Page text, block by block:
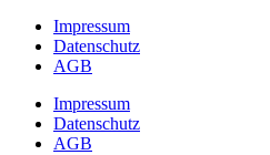
Impressum
Datenschutz
AGB
Impressum
Datenschutz
AGB